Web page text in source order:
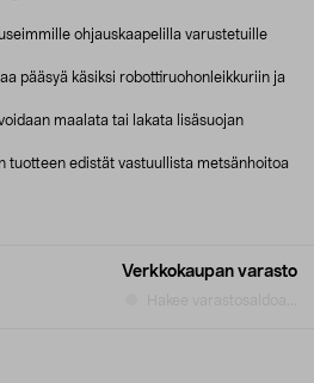
Verkkokaupan varasto
ohjauskaapelilla varustetuille
pääsyä käsiksi robottiruohonleikkuriin ja
maalata tai lakata lisäsuojan
tuotteen edistät vastuullista metsänhoitoa